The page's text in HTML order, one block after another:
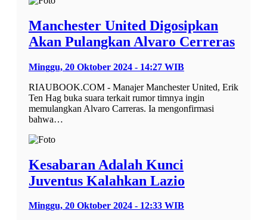
Manchester United Digosipkan
Akan Pulangkan Alvaro Cerreras
Minggu, 20 Oktober 2024 - 14:27 WIB
RIAUBOOK.COM - Manajer Manchester United, Erik
Ten Hag buka suara terkait rumor timnya ingin
memulangkan Alvaro Carreras. Ia mengonfirmasi
bahwa…
Kesabaran Adalah Kunci
Juventus Kalahkan Lazio
Minggu, 20 Oktober 2024 - 12:33 WIB